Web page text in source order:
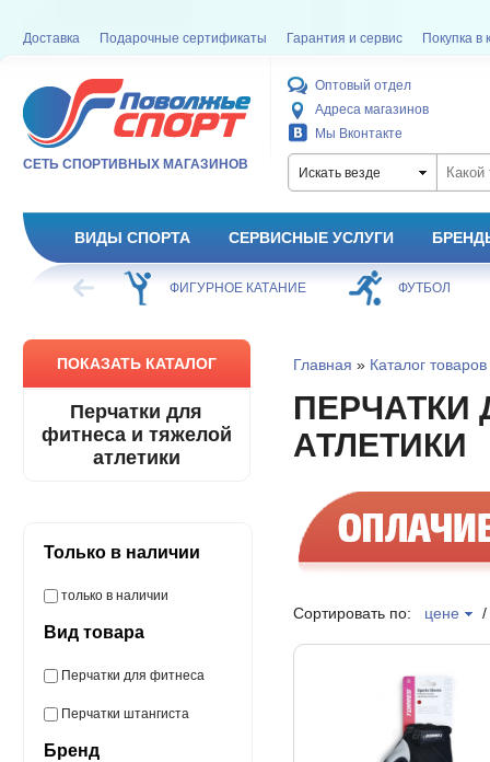
Доставка Подарочные сертификаты Гарантия и сервис Покупка в
СЕТЬ СПОРТИВНЫХ МАГАЗИНОВ
Оптовый отдел
Адреса магазинов
Мы Вконтакте
Искать везде
ВИДЫ СПОРТА СЕРВИСНЫЕ УСЛУГИ
ХОККЕЙ ФИГУРНОЕ КАТАНИЕ ФУТБОЛ
ПОКАЗАТЬ КАТАЛОГ
Перчатки для
фитнеса и тяжелой
атлетики
Только в наличии
только в наличии
Вид товара
Перчатки для фитнеса
Перчатки штангиста
Бренд
Главная » Каталог товаров
ПЕРЧАТКИ
АТЛЕТИКИ
Сортировать по: цене